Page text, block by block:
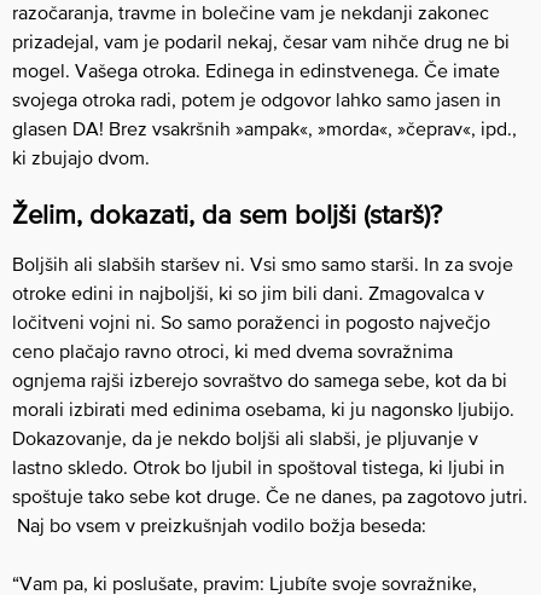
razočaranja, travme in bolečine vam je nekdanji zakonec
prizadejal, vam je podaril nekaj, česar vam nihče drug ne bi
mogel. Vašega otroka. Edinega in edinstvenega. Če imate
svojega otroka radi, potem je odgovor lahko samo jasen in
glasen DA! Brez vsakršnih »ampak«, »morda«, »čeprav«, ipd.,
ki zbujajo dvom.
Želim, dokazati, da sem boljši (starš)?
Boljših ali slabših staršev ni. Vsi smo samo starši. In za svoje
otroke edini in najboljši, ki so jim bili dani. Zmagovalca v
ločitveni vojni ni. So samo poraženci in pogosto največjo
ceno plačajo ravno otroci, ki med dvema sovražnima
ognjema rajši izberejo sovraštvo do samega sebe, kot da bi
morali izbirati med edinima osebama, ki ju nagonsko ljubijo.
Dokazovanje, da je nekdo boljši ali slabši, je pljuvanje v
lastno skledo. Otrok bo ljubil in spoštoval tistega, ki ljubi in
spoštuje tako sebe kot druge. Če ne danes, pa zagotovo jutri.
Naj bo vsem v preizkušnjah vodilo božja beseda:
“Vam pa, ki poslušate, pravim: Ljubíte svoje sovražnike,